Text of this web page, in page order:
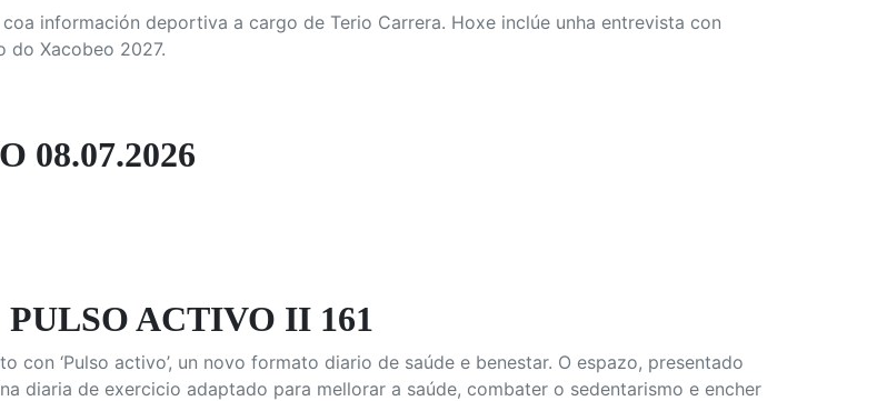
coa información deportiva a cargo de Terio Carrera. Hoxe inclúe unha entrevista con
do Xacobeo 2027.
08.07.2026
ACTIVO II 161
con ‘Pulso activo’, un novo formato diario de saúde e benestar. O espazo, presentado
diaria de exercicio adaptado para mellorar a saúde, combater o sedentarismo e encher